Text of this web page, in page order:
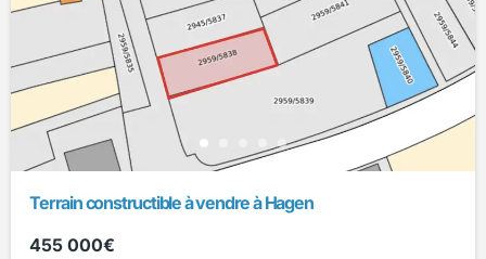
Terrain constructible à vendre à Hagen
455 000€